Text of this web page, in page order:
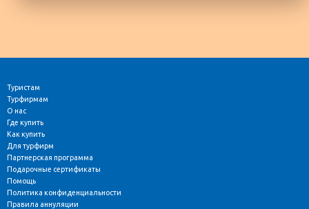
Туристам
Турфирмам
О нас
Где купить
Как купить
Для турфирм
Партнерская программа
Подарочные сертификаты
Помощь
Политика конфиденциальности
Правила аннуляции